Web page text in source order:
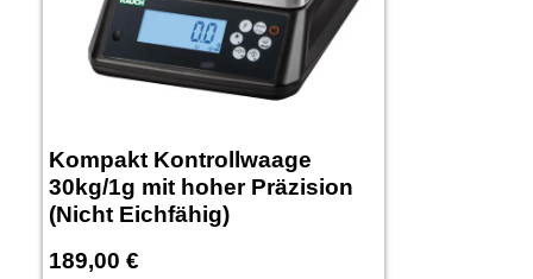
Kompakt Kontrollwaage
30kg/1g mit hoher Präzision
(Nicht Eichfähig)
189,00 €